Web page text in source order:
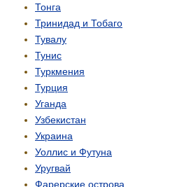
Тонга
Тринидад и Тобаго
Тувалу
Тунис
Туркмения
Турция
Уганда
Узбекистан
Украина
Уоллис и Футуна
Уругвай
Фарерские острова